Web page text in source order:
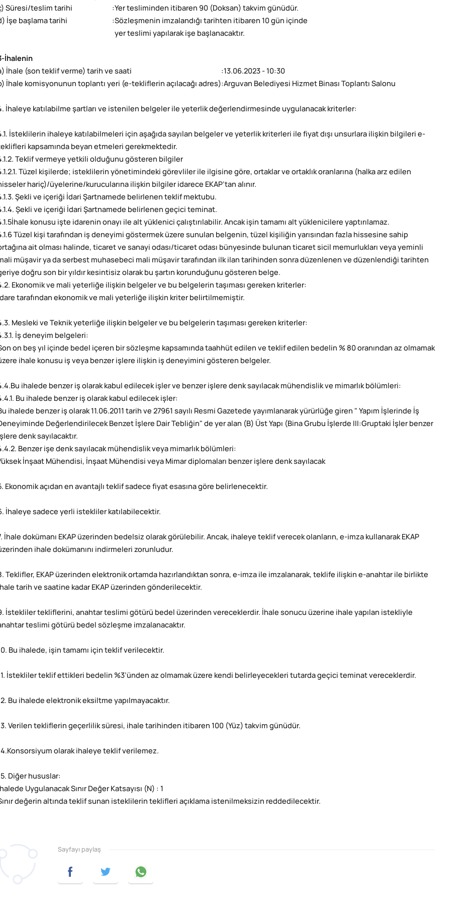
Süresi/teslim tarihi
: Yer tesliminden itibaren 90 (Doksan) takvim günüdür.
İşe başlama tarihi
:Sözleşmenin imzalandığı tarihten itibaren 10 gün içinde
yer teslimi yapılarak işe başlanacaktır.
İhalenin
İhale (son teklif verme) tarih ve saati
:13.06.2023 - 10:30
İhale komisyonunun toplantı yeri (e-tekliflerin açılacağı adres):Arguvan Belediyesi Hizmet Binası Toplantı Salonu
İhaleye katılabilme şartları ve istenilen belgeler ile yeterlik değerlendirmesinde uygulanacak kriterler:
İsteklilerin ihaleye katılabilmeleri için aşağıda sayılan belgeler ve yeterlik kriterleri ile fiyat dışı unsurlara ilişkin bilgileri e-
kapsamında beyan etmeleri gerekmektedir.
Teklif vermeye yetkili olduğunu gösteren bilgiler
Tüzel kişilerde; isteklilerin yönetimindeki görevliler ile ilgisine göre, ortaklar ve ortaklık oranlarına (halka arz edilen
hariç)/üyelerine/kurucularına ilişkin bilgiler idarece EKAP’tan alınır.
Şekli ve içeriği İdari Şartnamede belirlenen teklif mektubu.
Şekli ve içeriği İdari Şartnamede belirlenen geçici teminat.
konusu işte idarenin onayı ile alt yüklenici çalıştırılabilir. Ancak işin tamamı alt yüklenicilere yaptırılamaz.
Tüzel kişi tarafından iş deneyimi göstermek üzere sunulan belgenin, tüzel kişiliğin yarısından fazla hissesine sahip
ait olması halinde, ticaret ve sanayi odası/ticaret odası bünyesinde bulunan ticaret sicil memurlukları veya yeminli
müşavir ya da serbest muhasebeci mali müşavir tarafından ilk ilan tarihinden sonra düzenlenen ve düzenlendiği tarihten
doğru son bir yıldır kesintisiz olarak bu şartın korunduğunu gösteren belge.
Ekonomik ve mali yeterliğe ilişkin belgeler ve bu belgelerin taşıması gereken kriterler:
İdare tarafından ekonomik ve mali yeterliğe ilişkin kriter belirtilmemiştir.
Mesleki ve Teknik yeterliğe ilişkin belgeler ve bu belgelerin taşıması gereken kriterler:
İş deneyim belgeleri:
on beş yıl içinde bedel içeren bir sözleşme kapsamında taahhüt edilen ve teklif edilen bedelin % 80 oranından az olmamak
ihale konusu iş veya benzer işlere ilişkin iş deneyimini gösteren belgeler.
ihalede benzer iş olarak kabul edilecek işler ve benzer işlere denk sayılacak mühendislik ve mimarlık bölümleri:
Bu ihalede benzer iş olarak kabul edilecek işler:
ihalede benzer iş olarak 11.06.2011 tarih ve 27961 sayılı Resmi Gazetede yayımlanarak yürürlüğe giren " Yapım İşlerinde İş
Değerlendirilecek Benzet İşlere Dair Tebliğin" de yer alan (B) Üst Yapı (Bina Grubu İşlerde III:Gruptaki İşler benzer
denk sayılacaktır.
Benzer işe denk sayılacak mühendislik veya mimarlık bölümleri:
İnşaat Mühendisi, İnşaat Mühendisi veya Mimar diplomaları benzer işlere denk sayılacak
Ekonomik açıdan en avantajlı teklif sadece fiyat esasına göre belirlenecektir.
İhaleye sadece yerli istekliler katılabilecektir.
İhale dokümanı EKAP üzerinden bedelsiz olarak görülebilir. Ancak, ihaleye teklif verecek olanların, e-imza kullanarak EKAP
ihale dokümanını indirmeleri zorunludur.
Teklifler, EKAP üzerinden elektronik ortamda hazırlandıktan sonra, e-imza ile imzalanarak, teklife ilişkin e-anahtar ile birlikte
tarih ve saatine kadar EKAP üzerinden gönderilecektir.
İstekliler tekliflerini, anahtar teslimi götürü bedel üzerinden vereceklerdir. İhale sonucu üzerine ihale yapılan istekliyle
teslimi götürü bedel sözleşme imzalanacaktır.
Bu ihalede, işin tamamı için teklif verilecektir.
İstekliler teklif ettikleri bedelin %3’ünden az olmamak üzere kendi belirleyecekleri tutarda geçici teminat vereceklerdir.
Bu ihalede elektronik eksiltme yapılmayacaktır.
Verilen tekliflerin geçerlilik süresi, ihale tarihinden itibaren 100 (Yüz) takvim günüdür.
olarak ihaleye teklif verilemez.
Diğer hususlar:
İhalede Uygulanacak Sınır Değer Katsayısı (N) : 1
değerin altında teklif sunan isteklilerin teklifleri açıklama istenilmeksizin reddedilecektir.
Sayfayı paylaş